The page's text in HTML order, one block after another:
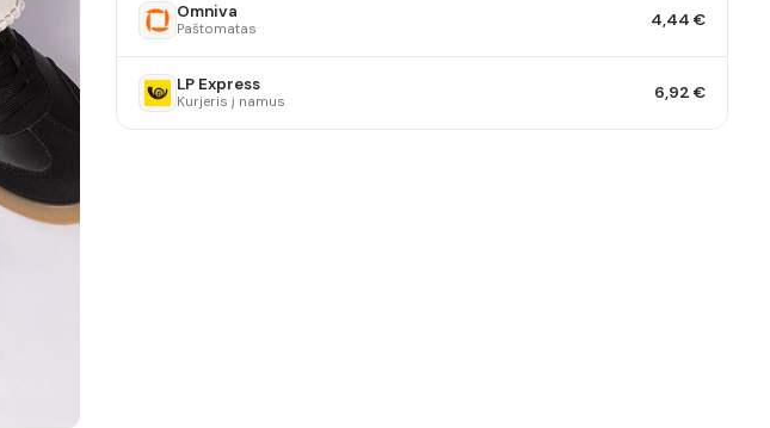
Omniva
Paštomatas 4,44 €
LP Express
Kurjeris į namus 6,92 €